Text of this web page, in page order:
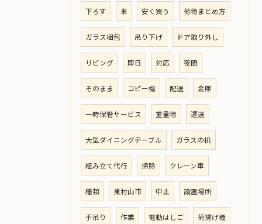
下ろす 車 安く買う 荷物まとめ方
ガラス梱包 吊り下げ ドア取り外し
リビング 即日 対応 夜間
そのまま コピー機 配送 金庫
一時保管サービス 重量物 運送
大型ダイニングテーブル ガラスの机
組み立て代行 掃除 クレーン車
種類 東村山市 中止 設置場所
手吊り 作業 電動はしご 荷揚げ機